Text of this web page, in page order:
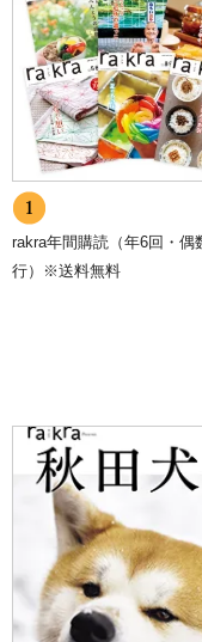
rakra年間購読（年6回・偶
行）※送料無料